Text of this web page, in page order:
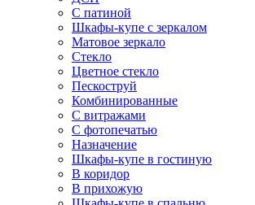
С патиной
Шкафы-купе с зеркалом
Матовое зеркало
Стекло
Цветное стекло
Пескоструй
Комбинированные
С витражами
С фотопечатью
Назначение
Шкафы-купе в гостиную
В коридор
В прихожую